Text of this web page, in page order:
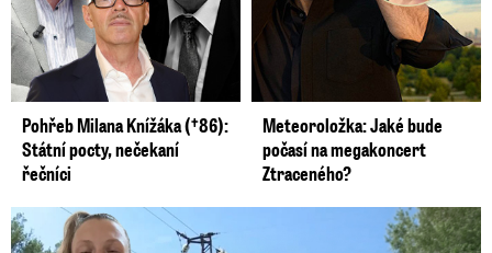
Pohřeb Milana Knížáka (†86):
Státní pocty, nečekaní
řečníci
Meteoroložka: Jaké bude
počasí na megakoncert
Ztraceného?
Smrtelný pád chlapce: Matka vydala vyjádření na 16 stran